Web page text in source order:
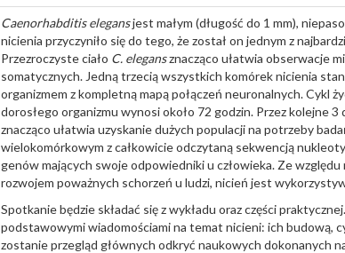
Caenorhabditis elegansjest małym (długość do 1 mm),
nicienia przyczyniło się do tego, że został on jednym z
Przezroczyste ciało C. elegansznacząco ułatwia obserwacje
somatycznych. Jedną trzecią wszystkich komórek nicienia
organizmem z kompletną mapą połączeń neuronalnych. Cykl
dorosłego organizmu wynosi około 72 godzin. Przez kolejne
znacząco ułatwia uzyskanie dużych populacji na potrzeby
wielokomórkowym z całkowicie odczytaną sekwencją
genów mających swoje odpowiedniki u człowieka. Ze
rozwojem poważnych schorzeń u ludzi, nicień jest
Spotkanie będzie składać się z wykładu oraz części
podstawowymi wiadomościami na temat nicieni: ich budową,
zostanie przegląd głównych odkryć naukowych dokonanych